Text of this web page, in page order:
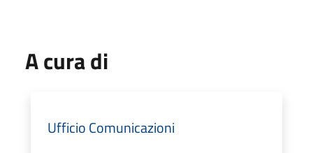
A cura di
Ufficio Comunicazioni